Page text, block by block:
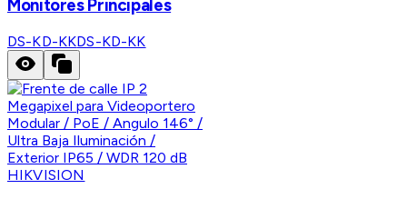
Monitores Principales
DS-KD-KKDS-KD-KK
HIKVISION